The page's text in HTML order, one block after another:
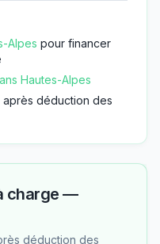
Alpes pour financer
Hautes-Alpes
après déduction des
charge —
déduction des